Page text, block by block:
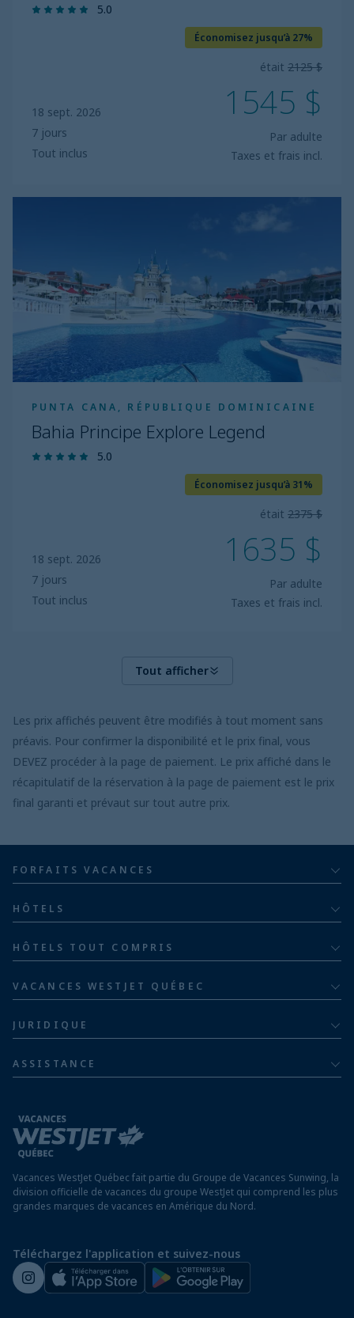
5.0
18 sept. 2026
7 jours
Tout inclus
Économisez jusqu’à 27%
était 2125 $
1545 $
Par adulte
Taxes et frais incl.
PUNTA CANA, RÉPUBLIQUE DOMINICAINE
Bahia Principe Explore Legend
5.0
18 sept. 2026
7 jours
Tout inclus
Économisez jusqu’à 31%
était 2375 $
1635 $
Par adulte
Taxes et frais incl.
Tout afficher
Les prix affichés peuvent être modifiés à tout moment sans
préavis. Pour confirmer la disponibilité et le prix final, vous
DEVEZ procéder à la page de paiement. Le prix affiché dans le
récapitulatif de la réservation à la page de paiement est le prix
final garanti et prévaut sur tout autre prix.
FORFAITS VACANCES
Pour adultes
Pour les familles
Familles de cinq ou plus
HÔTELS
Groupe hôtelier Barceló
HÔTELS TOUT COMPRIS
Hôtels en République dominicaine
Hôtels en Jamaïque
Hôtels au Mexique
Hôtels au Panama
Hôtels à Saint-Martin
VACANCES WESTJET QUÉBEC
Communiquer avec nous
Informations sur la compagnie aérienne
JURIDIQUE
Modalités et conditions
Rapport sur l’esclavage moderne
ASSISTANCE
Avis aux voyageurs
Exigences d’entrée à destination
Assurez vos vacances
Voyager depuis un aéroport hors Québec
Salle de presse de WestJet
Vacances WestJet Québec fait partie du Groupe de Vacances Sunwing, la
division officielle de vacances du groupe WestJet qui comprend les plus
grandes marques de vacances en Amérique du Nord.
Téléchargez l'application et suivez-nous